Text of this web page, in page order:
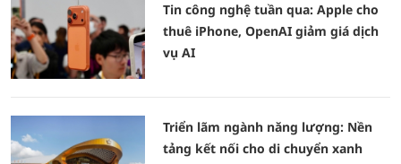
Tin công nghệ tuần qua: Apple cho
thuê iPhone, OpenAI giảm giá dịch
vụ AI
Triển lãm ngành năng lượng: Nền
tảng kết nối cho di chuyển xanh